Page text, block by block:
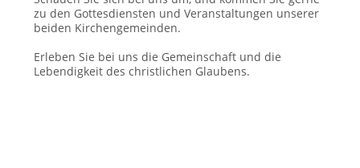
zu den Gottesdiensten und Veranstaltungen unserer
beiden Kirchengemeinden.
Erleben Sie bei uns die Gemeinschaft und die
Lebendigkeit des christlichen Glaubens.